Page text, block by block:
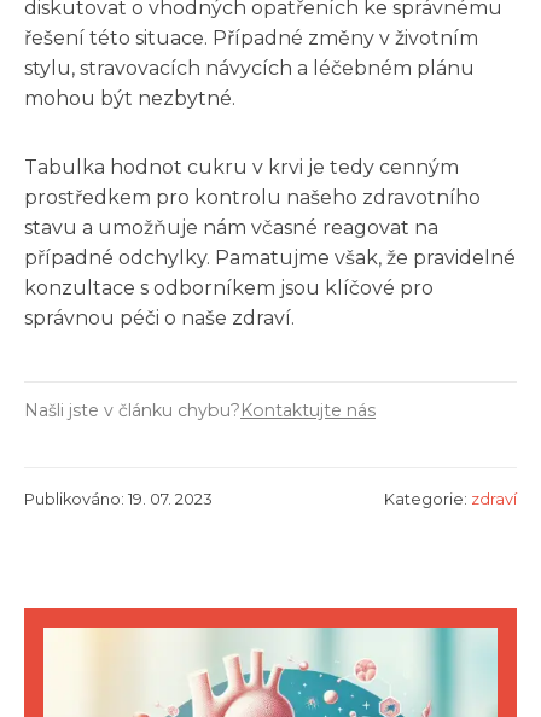
diskutovat o vhodných opatřeních ke správnému
řešení této situace. Případné změny v životním
stylu, stravovacích návycích a léčebném plánu
mohou být nezbytné.
Tabulka hodnot cukru v krvi je tedy cenným
prostředkem pro kontrolu našeho zdravotního
stavu a umožňuje nám včasné reagovat na
případné odchylky. Pamatujme však, že pravidelné
konzultace s odborníkem jsou klíčové pro
správnou péči o naše zdraví.
Našli jste v článku chybu?Kontaktujte nás
Publikováno: 19. 07. 2023 Kategorie: zdraví